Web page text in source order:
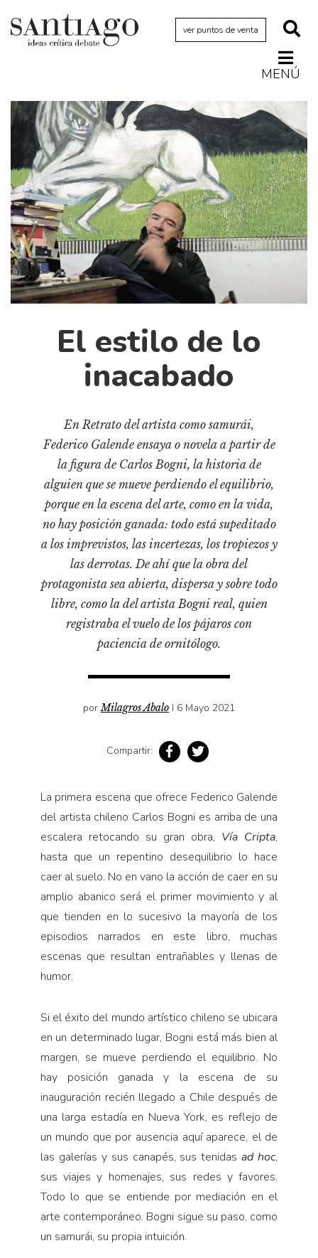
ver puntos de venta
MENÚ
Actualidad
Archivo Cenfoto-UDP
Arquetipos de situación
Artes visuales
Ciencia
Cine y televisión
Ciudad
Cómics
Críticas
Diccionario portátil de la literatura chilena
Historia material de los libros
Lagunas mentales
Libros usados
Medioambiente
Narrativas visuales
Pensamiento
Pensamiento ilustrado
Vidas paralelas
Voces y lecturas
El estilo de lo
inacabado
En Retrato del artista como samurái,
Federico Galende ensaya o novela a partir de
la figura de Carlos Bogni, la historia de
alguien que se mueve perdiendo el equilibrio,
porque en la escena del arte, como en la vida,
no hay posición ganada: todo está supeditado
a los imprevistos, las incertezas, los tropiezos y
las derrotas. De ahí que la obra del
protagonista sea abierta, dispersa y sobre todo
libre, como la del artista Bogni real, quien
registraba el vuelo de los pájaros con
paciencia de ornitólogo.
porMilagros Abalo I 6 Mayo 2021
Compartir:
La primera escena que ofrece Federico Galende
del artista chileno Carlos Bogni es arriba de una
escalera retocando su gran obra, Vía Cripta,
hasta que un repentino desequilibrio lo hace
caer al suelo. No en vano la acción de caer en su
amplio abanico será el primer movimiento y al
que tienden en lo sucesivo la mayoría de los
episodios narrados en este libro, muchas
escenas que resultan entrañables y llenas de
humor.
Si el éxito del mundo artístico chileno se ubicara
en un determinado lugar, Bogni está más bien al
margen, se mueve perdiendo el equilibrio. No
hay posición ganada y la escena de su
inauguración recién llegado a Chile después de
una larga estadía en Nueva York, es reflejo de
un mundo que por ausencia aquí aparece, el de
las galerías y sus canapés, sus tenidasad hoc,
sus viajes y homenajes, sus redes y favores.
Todo lo que se entiende por mediación en el
arte contemporáneo. Bogni sigue su paso, como
un samurái, su propia intuición.